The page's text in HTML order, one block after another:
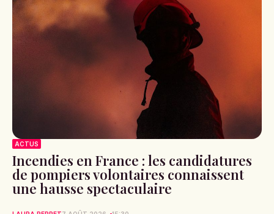
ACTUS
Incendies en France : les candidatures
de pompiers volontaires connaissent
une hausse spectaculaire